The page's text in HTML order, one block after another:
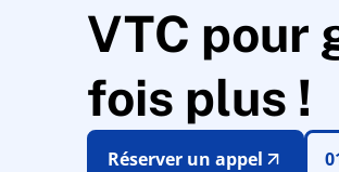
VTC pour
fois plus !
Réserver un appel